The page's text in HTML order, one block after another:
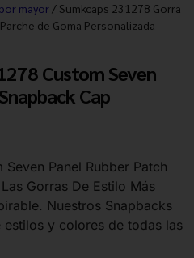
mayor / Sumkcaps 231278 Gorra
de Goma Personalizada
Custom Seven
Cap
Panel Rubber Patch
Gorras De Estilo Más
Nuestros Snapbacks
estilos y colores de todas las